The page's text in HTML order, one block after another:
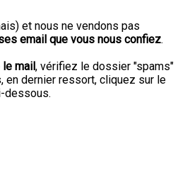
et nous ne vendons pas
email que vous nous confiez.
le mail, vérifiez le dossier "spams"
en dernier ressort, cliquez sur le
dessous.